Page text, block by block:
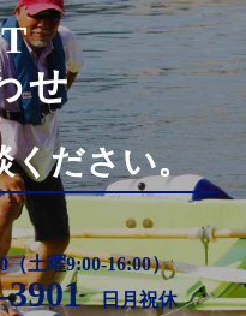
せ
ださい。
（土曜9:00-16:00）
3901日月祝休